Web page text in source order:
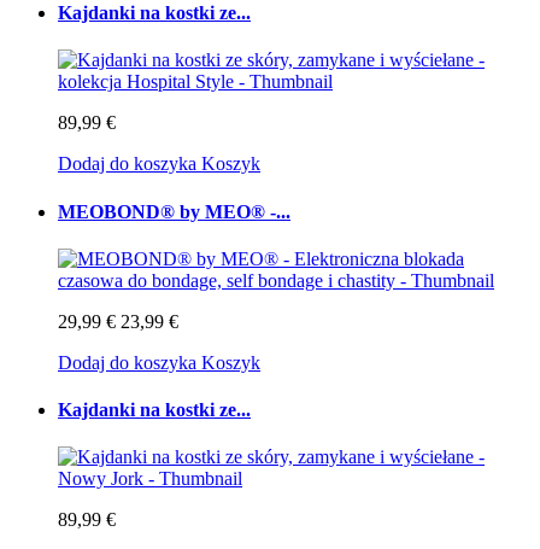
Kajdanki na kostki ze...
89,99 €
Dodaj do koszyka Koszyk
MEOBOND® by MEO® -...
29,99 € 23,99 €
Dodaj do koszyka Koszyk
Kajdanki na kostki ze...
89,99 €